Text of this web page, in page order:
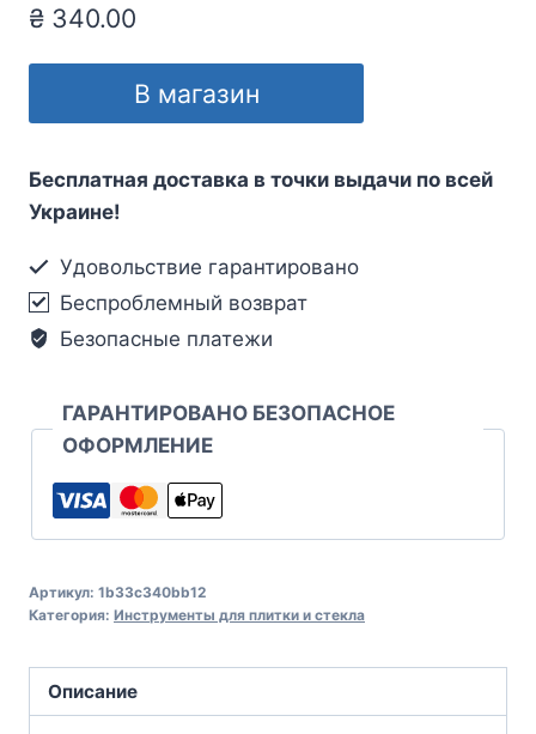
₴ 340.00
В магазин
Бесплатная доставка в точки выдачи по всей
Украине!
Удовольствие гарантировано
Беспроблемный возврат
Безопасные платежи
ГАРАНТИРОВАНО БЕЗОПАСНОЕ
ОФОРМЛЕНИЕ
Артикул: 1b33c340bb12
Категория: Инструменты для плитки и стекла
Описание